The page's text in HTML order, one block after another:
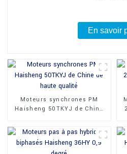
En savoir
Moteurs synchrones PM
Haisheng 50TKYJ de Chine